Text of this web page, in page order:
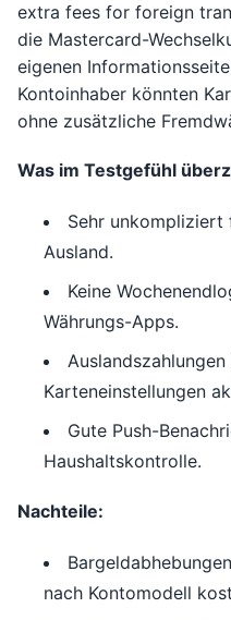
extra fees for foreign
die Mastercard-
eigenen
Kontoinhaber könnten
ohne zusätzliche
Was im Testgefühl
Sehr unkompliziert
Ausland.
Keine
Währungs-Apps.
Karteneinstellungen
Gute Push-
Haushaltskontrolle.
Nachteile:
nach Kontomodell